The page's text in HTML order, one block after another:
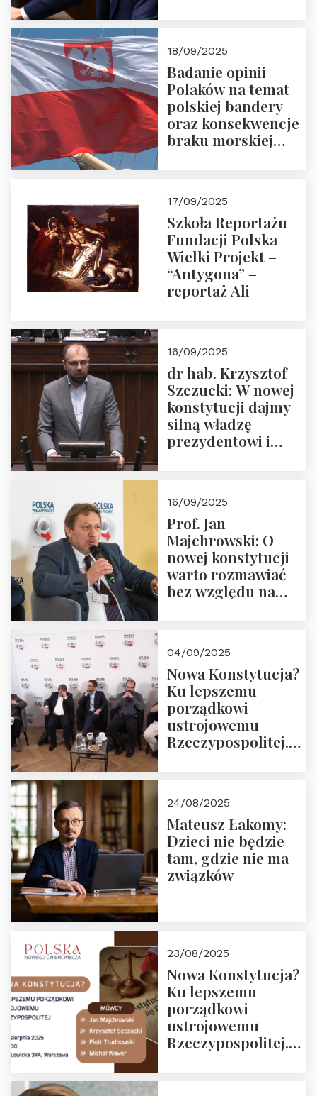
18/09/2025
Badanie opinii
Polaków na temat
polskiej bandery
oraz konsekwencje
braku morskiej
17/09/2025
Szkoła Reportażu
Fundacji Polska
Wielki Projekt –
“Antygona” –
reportaż Ali
16/09/2025
dr hab. Krzysztof
Szczucki: W nowej
konstytucji dajmy
silną władzę
prezydentowi i
16/09/2025
Prof. Jan
Majchrowski: O
nowej konstytucji
warto rozmawiać
bez względu na
04/09/2025
Nowa Konstytucja?
Ku lepszemu
porządkowi
ustrojowemu
Rzeczypospolitej.
24/08/2025
Mateusz Łakomy:
Dzieci nie będzie
tam, gdzie nie ma
związków
23/08/2025
Nowa Konstytucja?
Ku lepszemu
porządkowi
ustrojowemu
Rzeczypospolitej.